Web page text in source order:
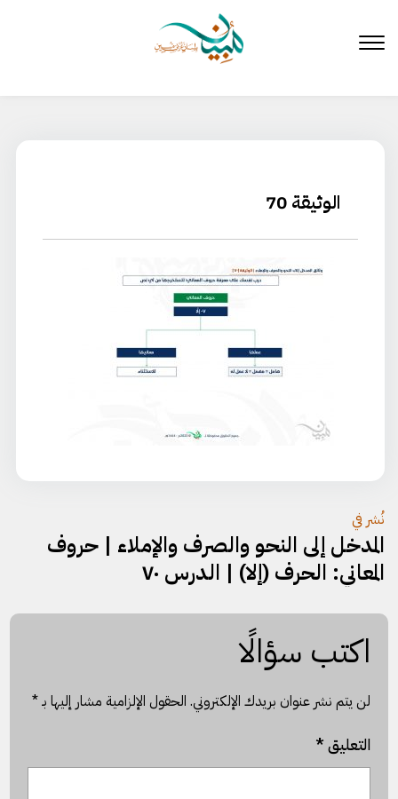
المحتوى
الوثيقة 70
تصفّح
المقالات
نُشر في
المدخل إلى النحو والصرف والإملاء | حروف
المعاني: الحرف (إلا) | الدرس ٧٠
اكتب سؤالًا
لن يتم نشر عنوان بريدك الإلكتروني. الحقول الإلزامية مشار إليها بـ*
التعليق*